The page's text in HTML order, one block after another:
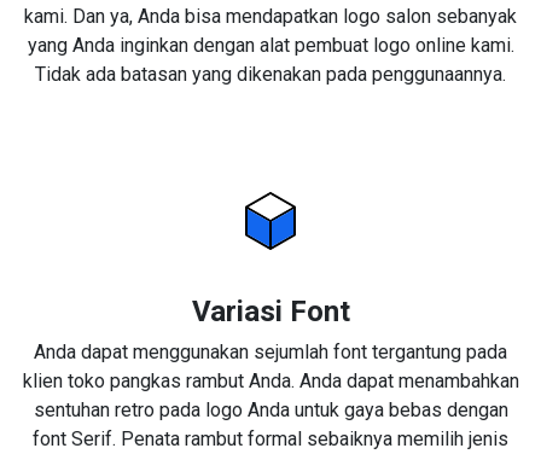
kami. Dan ya, Anda bisa mendapatkan logo salon sebanyak
yang Anda inginkan dengan alat pembuat logo online kami.
Tidak ada batasan yang dikenakan pada penggunaannya.
Variasi Font
Anda dapat menggunakan sejumlah font tergantung pada
klien toko pangkas rambut Anda. Anda dapat menambahkan
sentuhan retro pada logo Anda untuk gaya bebas dengan
font Serif. Penata rambut formal sebaiknya memilih jenis